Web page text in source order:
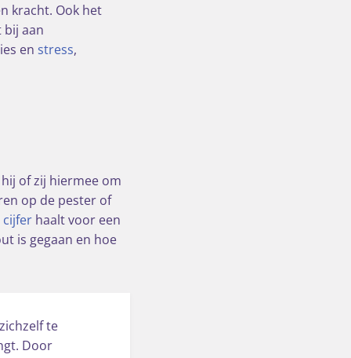
kracht. Ook het
bij aan
en stress,
of zij hiermee om
op de pester of
cijfer haalt voor een
is gegaan en hoe
te
Door